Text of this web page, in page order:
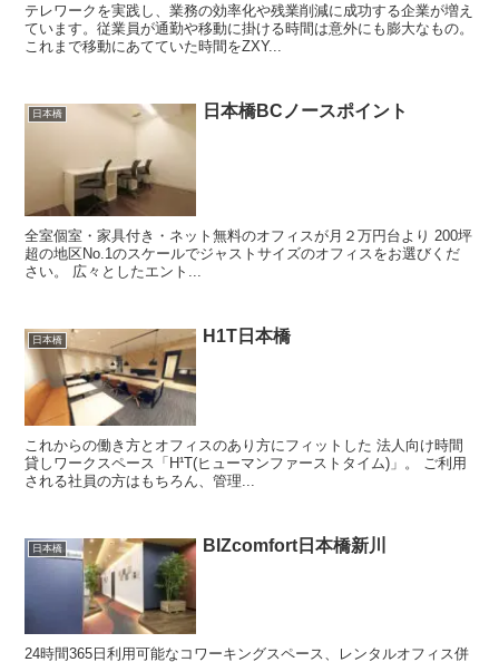
テレワークを実践し、業務の効率化や残業削減に成功する企業が増え
ています。従業員が通勤や移動に掛ける時間は意外にも膨大なもの。
これまで移動にあてていた時間をZXY...
日本橋 日本橋BCノースポイント
全室個室・家具付き・ネット無料のオフィスが月２万円台より 200坪
超の地区No.1のスケールでジャストサイズのオフィスをお選びくだ
さい。 広々としたエント...
日本橋 H1T日本橋
これからの働き方とオフィスのあり方にフィットした 法人向け時間
貸しワークスペース「H¹T(ヒューマンファーストタイム)」。 ご利用
される社員の方はもちろん、管理...
日本橋 BIZcomfort日本橋新川
24時間365日利用可能なコワーキングスペース、レンタルオフィス併